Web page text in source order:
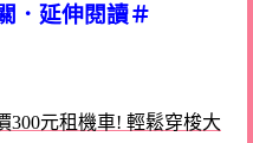
．延伸閱讀＃
300元租機車! 輕鬆穿梭大